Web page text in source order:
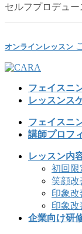
セルフプロデュ
オンラインレッスン
フェイスニ
レッスンス
フェイスニ
講師プロフ
レッスン内
初回限
笑顔改
印象改
印象改
企業向け研